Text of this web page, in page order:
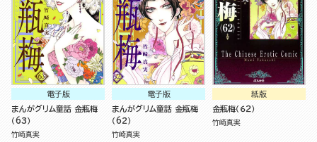
電子版
まんがグリム童話 金瓶梅
（63）
竹崎真実
電子版
まんがグリム童話 金瓶梅
（62）
竹崎真実
紙版
金瓶梅（６２）
竹崎真実